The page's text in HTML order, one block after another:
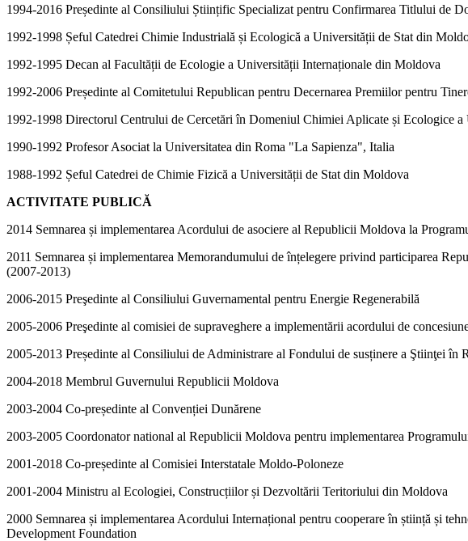
1994-2016 Președinte al Consiliului Științific Specializat pentru Confirmarea Titlului de
1992-1998 Șeful Catedrei Chimie Industrială și Ecologică a Universității de Stat din
1992-1995 Decan al Facultății de Ecologie a Universității Internaționale din Moldova
1992-2006 Președinte al Comitetului Republican pentru Decernarea Premiilor pentru
1992-1998 Directorul Centrului de Cercetări în Domeniul Chimiei Aplicate și Ecologice
1990-1992 Profesor Asociat la Universitatea din Roma "La Sapienza", Italia
1988-1992 Șeful Catedrei de Chimie Fizică a Universității de Stat din Moldova
ACTIVITATE PUBLICĂ
2014 Semnarea și implementarea Acordului de asociere al Republicii Moldova la
2011 Semnarea și implementarea Memorandumului de înțelegere privind participarea
(2007-2013)
2006-2015 Preşedinte al Consiliului Guvernamental pentru Energie Regenerabilă
2005-2006 Preşedinte al comisiei de supraveghere a implementării acordului de
2005-2013 Președinte al Consiliului de Administrare al Fondului de susținere a Ştiinţei în
2004-2018 Membrul Guvernului Republicii Moldova
2003-2004 Co-președinte al Convenției Dunărene
2003-2005 Coordonator national al Republicii Moldova pentru implementarea
2001-2018 Co-președinte al Comisiei Interstatale Moldo-Poloneze
2001-2004 Ministru al Ecologiei, Construcțiilor și Dezvoltării Teritoriului din Moldova
2000 Semnarea și implementarea Acordului Internațional pentru cooperare în știință și
Development Foundation